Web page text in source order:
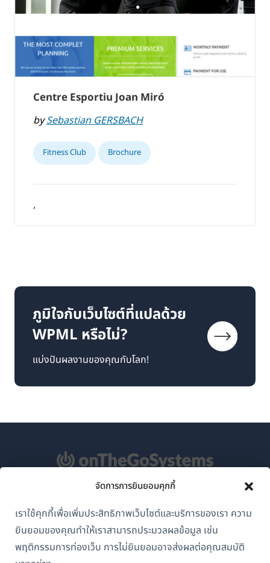
จัดการการยินยอมคุกกี้
เราใช้คุกกี้เพื่อเพิ่มประสิทธิภาพเว็บไซต์และบริการของเรา ความ
ยินยอมของคุณทำให้เราสามารถประมวลผลข้อมูล เช่น
พฤติกรรมการท่องเว็บ การไม่ยินยอมอาจส่งผลต่อคุณสมบัติ
Centre Esportiu Joan Miró
bySebastian GERSBACH
Fitness Club Brochure
,
ภูมิใจกับเว็บไซต์ที่แปลด้วย
WPML หรือไม่?
แบ่งปันผลงานของคุณกับโลก!
GDPR และนโยบายความเป็นส่วนตัว
เข้าร่วมทีมของเรา(เปิด